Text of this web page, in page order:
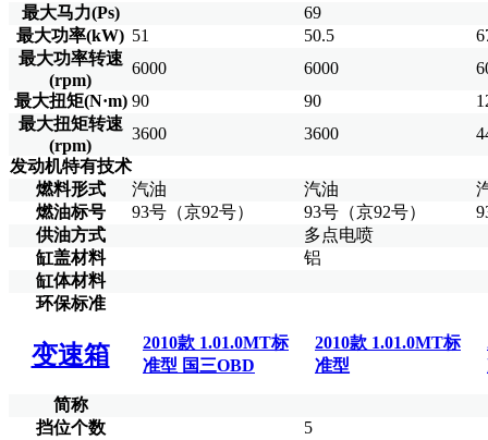
最大马力(Ps)
69
最大功率(kW) 51 50.5
最大功率转速
(rpm)
6000 6000
最大扭矩(N·m) 90 90
最大扭矩转速
(rpm)
3600 3600
发动机特有技术
燃料形式
汽油 汽油
燃油标号
93号（京92号） 93号（京92号）
供油方式
多点电喷
缸盖材料
铝
缸体材料
环保标准
变速箱
2010款 1.01.0MT标
准型 国三OBD
2010款 1.01.0MT标
准型
简称
挡位个数
5